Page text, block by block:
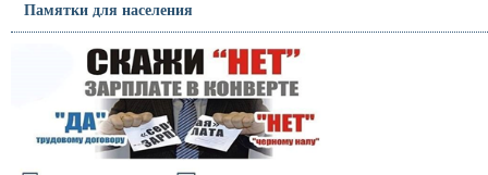
Памятки для населения